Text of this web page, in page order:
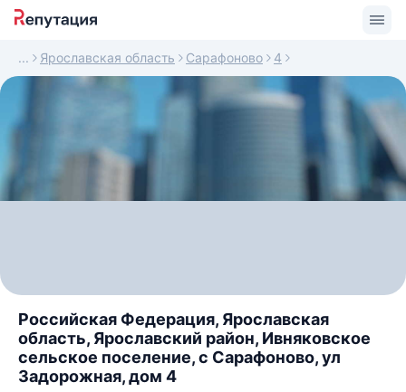
Ярославская область Сарафоново 4
Российская Федерация, Ярославская
область, Ярославский район, Ивняковское
сельское поселение, с Сарафоново, ул
Задорожная, дом 4